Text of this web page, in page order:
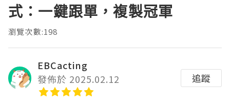
式：一鍵跟單，複製冠軍
瀏覽次數:198
EBCacting
發佈於 2025.02.12
追蹤